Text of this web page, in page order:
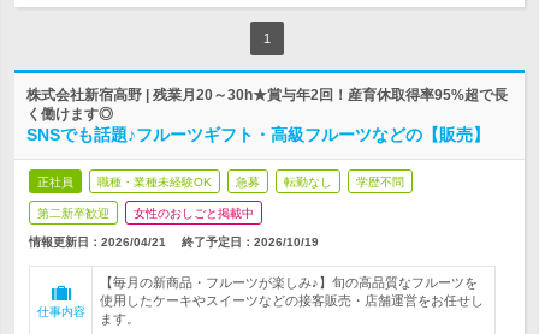
1
株式会社新宿高野 | 残業月20～30h★賞与年2回！産育休取得率95%超で長
く働けます◎
SNSでも話題♪フルーツギフト・高級フルーツなどの【販売】
正社員 職種・業種未経験OK 急募 転勤なし 学歴不問
第二新卒歓迎 女性のおしごと掲載中
情報更新日：2026/04/21 終了予定日： 2026/10/19
仕事内容
【毎月の新商品・フルーツが楽しみ♪】旬の高品質なフルーツを
使用したケーキやスイーツなどの接客販売・店舗運営をお任せし
ます。